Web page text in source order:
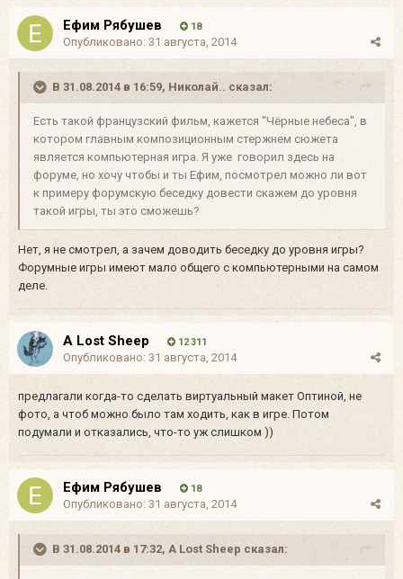
Ефим Рябушев 18
Опубликовано: 31 августа, 2014
В 31.08.2014 в 16:59, Николай.. сказал:
Есть такой французский фильм, кажется "Чёрные небеса", в
котором главным композиционным стержнем сюжета
является компьютерная игра. Я уже говорил здесь на
форуме, но хочу чтобы и ты Ефим, посмотрел можно ли вот
к примеру форумскую беседку довести скажем до уровня
такой игры, ты это сможешь?
Нет, я не смотрел, а зачем доводить беседку до уровня игры?
Форумные игры имеют мало общего с компьютерными на самом
деле.
A Lost Sheep 12 311
Опубликовано: 31 августа, 2014
предлагали когда-то сделать виртуальный макет Оптиной, не
фото, а чтоб можно было там ходить, как в игре. Потом
подумали и отказались, что-то уж слишком ))
Ефим Рябушев 18
Опубликовано: 31 августа, 2014
В 31.08.2014 в 17:32, A Lost Sheep сказал: